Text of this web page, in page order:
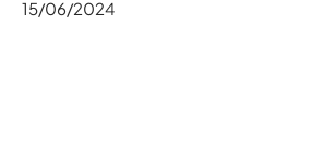
15/06/2024